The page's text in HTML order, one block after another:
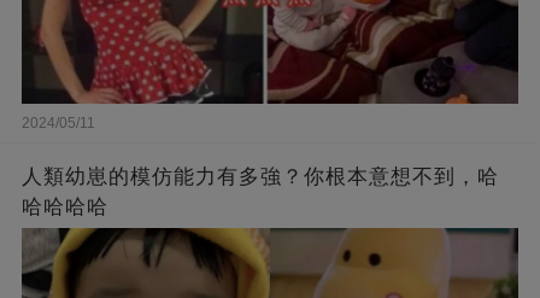
2024/05/11
人類幼崽的模仿能力有多強？你根本意想不到，哈
哈哈哈哈